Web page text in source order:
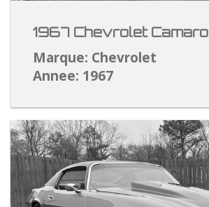
1967 Chevrolet Camaro
Marque: Chevrolet
Annee: 1967